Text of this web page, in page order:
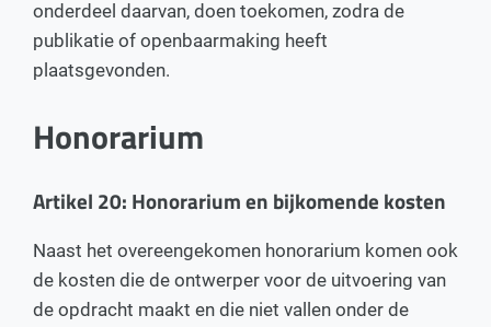
onderdeel daarvan, doen toekomen, zodra de
publikatie of openbaarmaking heeft
plaatsgevonden.
Honorarium
Artikel 20: Honorarium en bijkomende kosten
Naast het overeengekomen honorarium komen ook
de kosten die de ontwerper voor de uitvoering van
de opdracht maakt en die niet vallen onder de